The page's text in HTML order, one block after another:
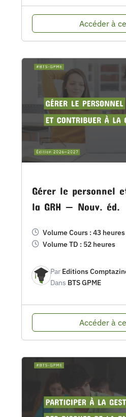
Accéder à
Gérer le personnel
la GRH — Nouv. éd.
Volume Cours : 43 heures
Volume TD : 52 heures
Par Editions
Dans BTS GPME
Accéder à